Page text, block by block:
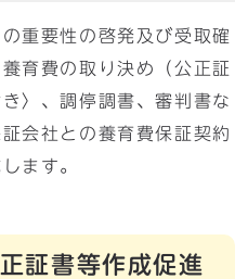
重要性の啓発及び受取確
育費の取り決め（公正証
〉、調停調書、審判書な
会社との養育費保証契約
ます。
証書等作成促進